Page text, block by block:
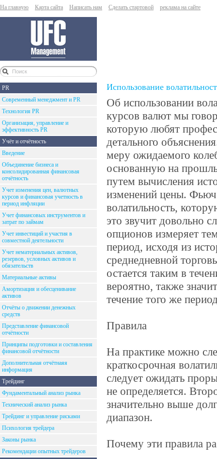
На главную Карта сайта Написать нам Сделать стартовой реклама на сайте
PR
Современный менеджмент и PR
Технология PR
Организация, управление и
эффективность PR
Учёт и отчётность
Введение
Объединение бизнеса и
консолидированная финансовая
отчётность
Учет изменения цен, валютных
курсов и финансовая учетность в
период инфляции
Учет финансовых инструментов и
затрат по займам
Учет инвестиций и участия в
совместной деятельности
Учет нематериальных активов,
резервов, условных активов и
обязательств
Материальные активы
Амортизация и обесценивание
активов
Отчёты о движении денежных
средств
Представление финансовой
отчётности
Принципы подготовки и составления
финансовой отчётности
Дополнительная отчётнаяя
информация
Трейдинг
Фундаментальный анализ рынка
Технический анализ рынка
Трейдинг и управление рисками
Психология трейдера
Законы рынка
Рекомендации опытных трейдеров
Использование
Об использовании
курсов валют мы
которую любят
детального
меру ожидаемого
основанную на
путем вычисления
изменений цены.
волатильность,
это звучит довольно
опционов измеряет
период, исходя из
среднедневной
остается таким в
вероятно, также
течение того же
Правила
На практике можно
краткосрочная
следует ожидать
не определяется.
значительно выше
диапазон.
Почему эти правила